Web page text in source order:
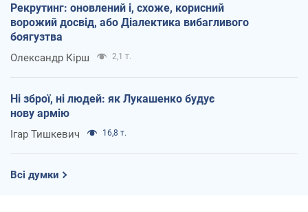
Рекрутинг: оновлений і, схоже, корисний
ворожий досвід, або Діалектика вибагливого
боягузтва
Олександр Кірш 2,1 т.
Ні зброї, ні людей: як Лукашенко будує
нову армію
Ігар Тишкевич 16,8 т.
Всі думки